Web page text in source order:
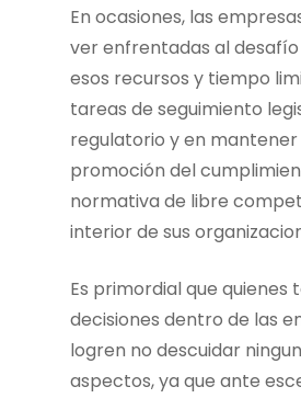
En ocasiones, las
ver enfrentadas al
esos recursos y tiempo
tareas de seguimiento
regulatorio y en mantener
promoción del
normativa de libre
interior de sus
Es primordial que quienes
decisiones dentro de las
logren no descuidar
aspectos, ya que ante